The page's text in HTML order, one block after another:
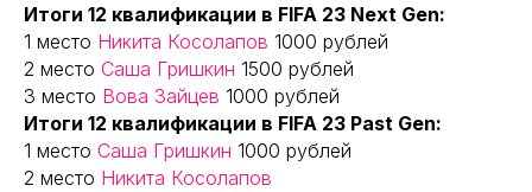
Итоги 12 квалификации в FIFA 23 Next Gen:
1 место Никита Косолапов 1000 рублей
2 место Саша Гришкин 1500 рублей
3 место Вова Зайцев 1000 рублей
Итоги 12 квалификации в FIFA 23 Past Gen:
1 место Саша Гришкин 1000 рублей
2 место Никита Косолапов